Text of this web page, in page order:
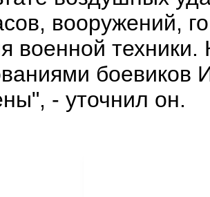
вооружений,
военной
боевиков
- уточнил он.